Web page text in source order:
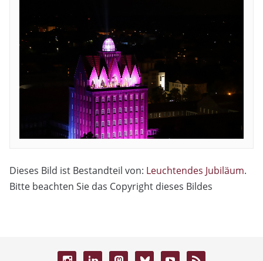
Dieses Bild ist Bestandteil von: Leuchtendes Jubiläum.
Bitte beachten Sie das Copyright dieses Bildes